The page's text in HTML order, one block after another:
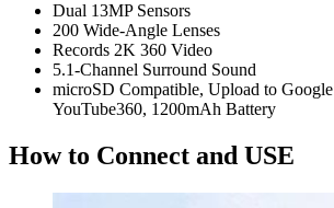
Dual 13MP Sensors
200 Wide-Angle Lenses
Records 2K 360 Video
5.1-Channel Surround Sound
microSD Compatible, Upload to
YouTube360, 1200mAh Battery
How to Connect and USE